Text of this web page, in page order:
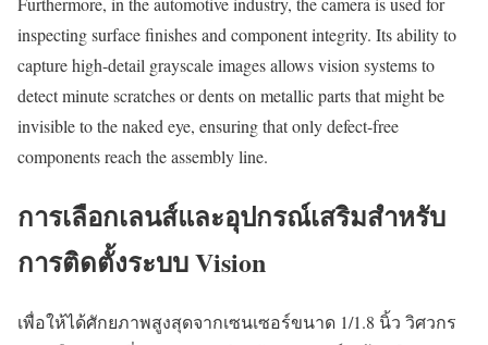
inspecting surface finishes and component integrity. Its ability to
capture high-detail grayscale images allows vision systems to
detect minute scratches or dents on metallic parts that might be
invisible to the naked eye, ensuring that only defect-free
components reach the assembly line.
การเลือกเลนส์และอุปกรณ์เสริมสำหรับ
การติดตั้งระบบ Vision
เพื่อให้ได้ศักยภาพสูงสุดจากเซนเซอร์ขนาด 1/1.8 นิ้ว วิศวกร